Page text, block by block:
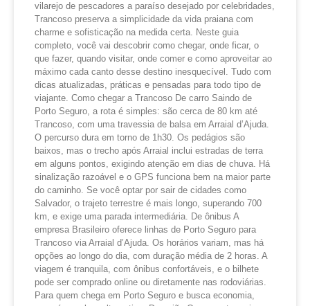
vilarejo de pescadores a paraíso desejado por celebridades,
Trancoso preserva a simplicidade da vida praiana com
charme e sofisticação na medida certa. Neste guia
completo, você vai descobrir como chegar, onde ficar, o
que fazer, quando visitar, onde comer e como aproveitar ao
máximo cada canto desse destino inesquecível. Tudo com
dicas atualizadas, práticas e pensadas para todo tipo de
viajante. Como chegar a Trancoso De carro Saindo de
Porto Seguro, a rota é simples: são cerca de 80 km até
Trancoso, com uma travessia de balsa em Arraial d’Ajuda.
O percurso dura em torno de 1h30. Os pedágios são
baixos, mas o trecho após Arraial inclui estradas de terra
em alguns pontos, exigindo atenção em dias de chuva. Há
sinalização razoável e o GPS funciona bem na maior parte
do caminho. Se você optar por sair de cidades como
Salvador, o trajeto terrestre é mais longo, superando 700
km, e exige uma parada intermediária. De ônibus A
empresa Brasileiro oferece linhas de Porto Seguro para
Trancoso via Arraial d’Ajuda. Os horários variam, mas há
opções ao longo do dia, com duração média de 2 horas. A
viagem é tranquila, com ônibus confortáveis, e o bilhete
pode ser comprado online ou diretamente nas rodoviárias.
Para quem chega em Porto Seguro e busca economia,